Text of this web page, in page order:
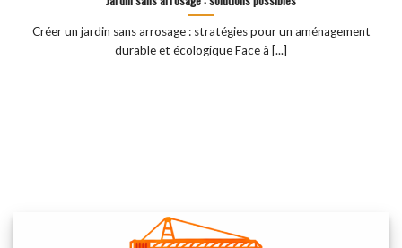
Créer un jardin sans arrosage : stratégies pour un aménagement
durable et écologique Face à [...]